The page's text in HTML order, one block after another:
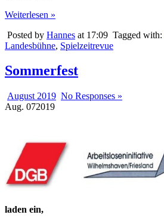
Weiterlesen »
Posted by Hannes at 17:09 Tagged with:
Landesbühne, Spielzeitrevue
Sommerfest
August 2019 No Responses »
Aug. 072019
laden ein,